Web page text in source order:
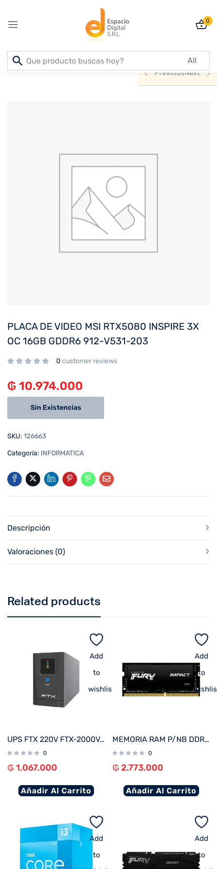
0
Inicio PRODUCTOS
INFORMATICA
PreviousNext
PLACA DE VIDEO MSI RTX5080 INSPIRE 3X
OC 16GB GDDR6 912-V531-203
0 customer reviews
₲ 10.974.000
Sin Existencias
SKU: 126663
Categoría: INFORMATICA
Descripción
Valoraciones (0)
Related products
Add
to
wishlist
UPS FTX 220V FTX-2000VA / 1200W NEMA UNIVERSAL
0
₲ 1.067.000
Añadir Al Carrito
Add
to
MEMORIA RAM P/NB DDR4 32GB 3200 KINGSTON FURY IMPACT BK KF432S20IB/32 XMP
0
₲ 2.773.000
Añadir Al Carrito
Add
to
Add
to
Sign in
Create an account